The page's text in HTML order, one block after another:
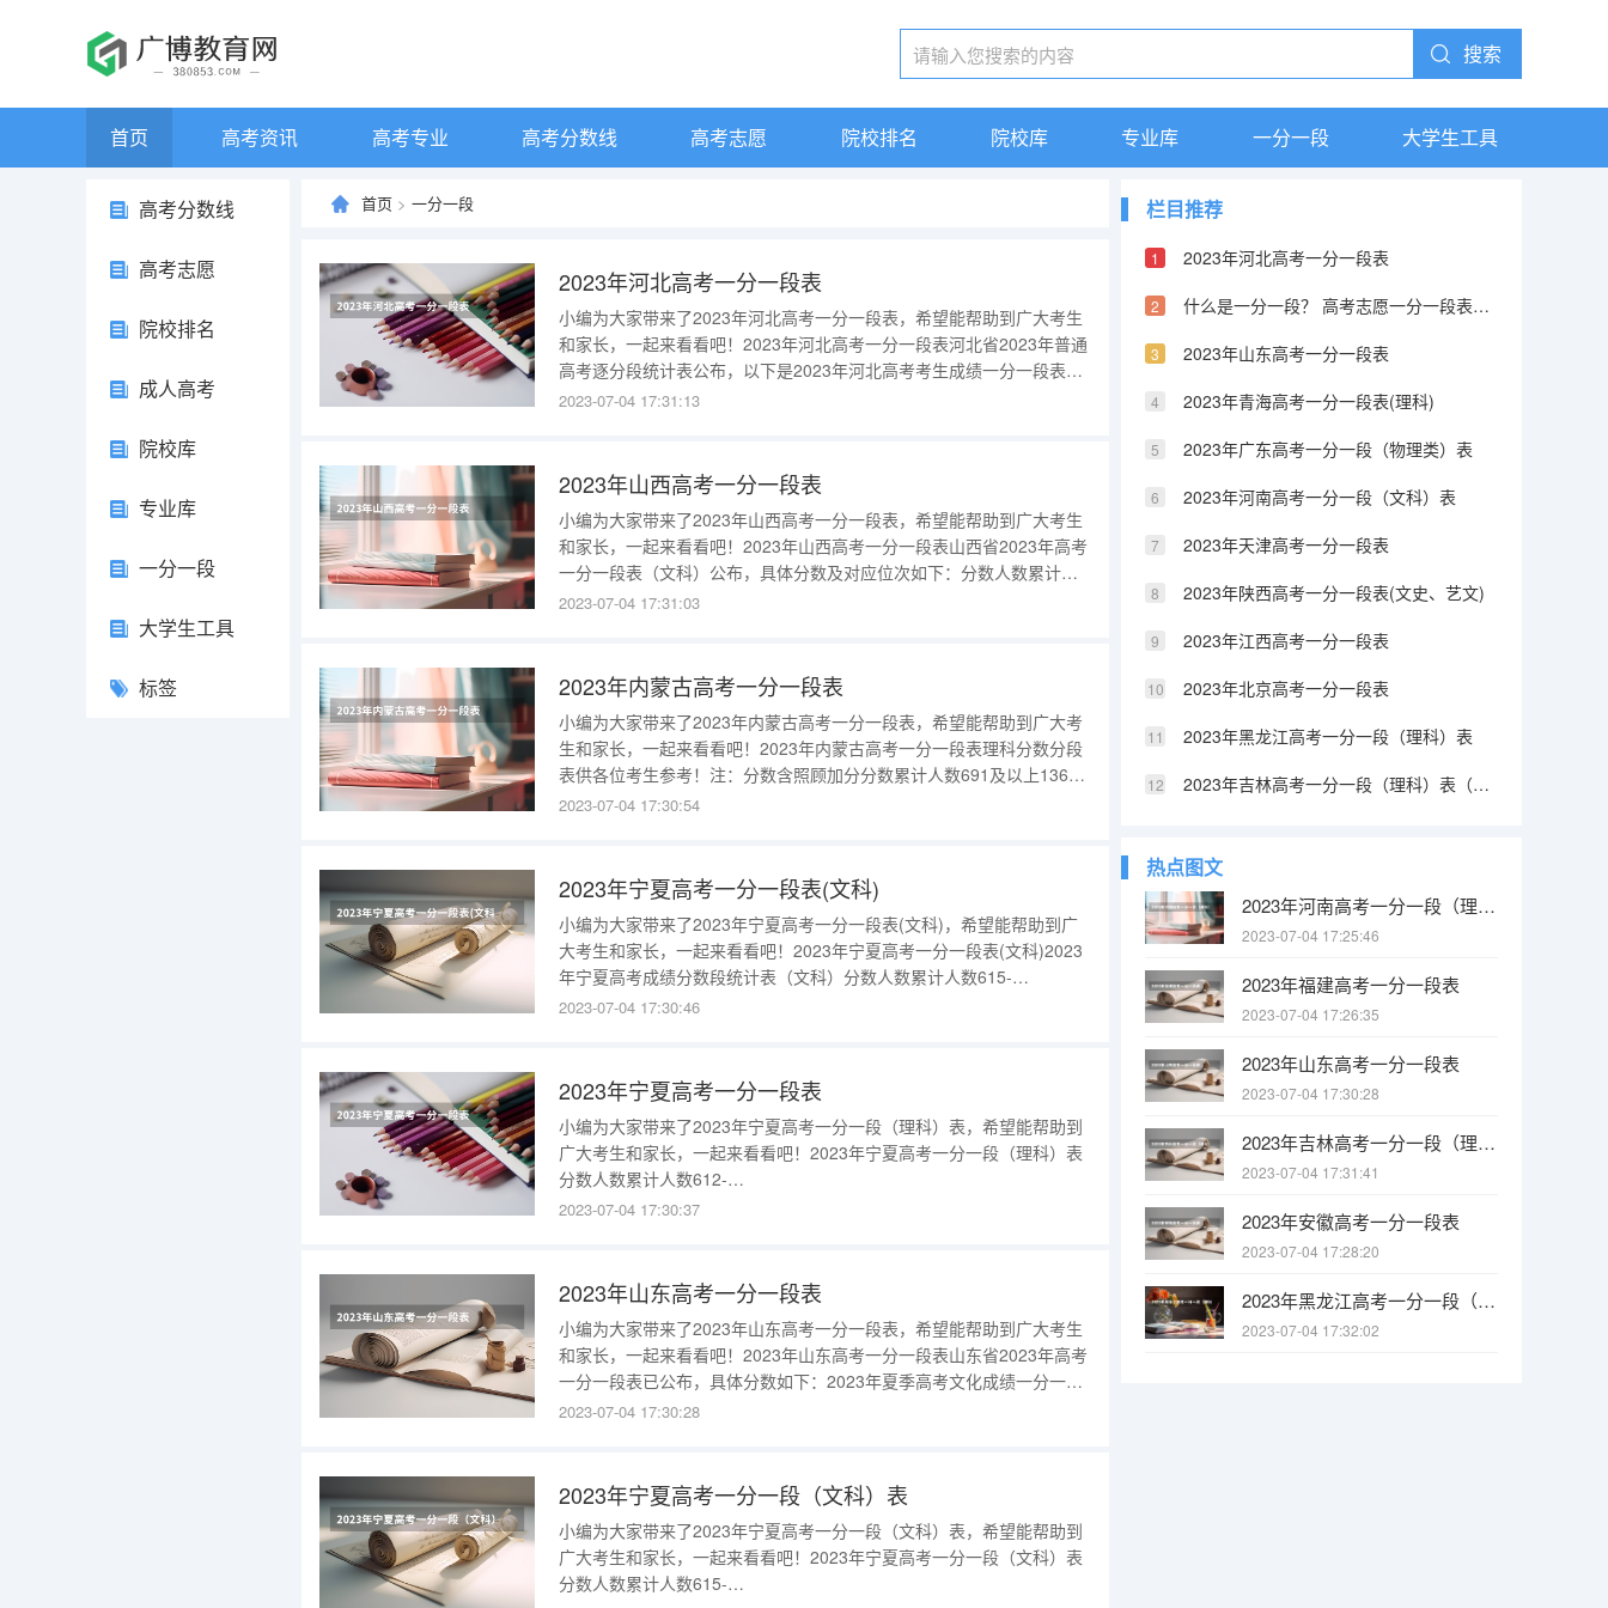
搜索
首页 高考资讯 高考专业 高考分数线 高考志愿 院校排名 院校库 专业库 一分一段 大学生工具
高考分数线
高考志愿
院校排名
成人高考
院校库
专业库
一分一段
大学生工具
标签
首页 > 一分一段
2023年河北高考一分一段表
小编为大家带来了2023年河北高考一分一段表，希望能帮助到广大考生
和家长，一起来看看吧！2023年河北高考一分一段表河北省2023年普通
高考逐分段统计表公布，以下是2023年河北高考考生成绩一分一段表
（历史类）：分数人数累计人数664-
2023-07-04 17:31:13
2023年山西高考一分一段表
小编为大家带来了2023年山西高考一分一段表，希望能帮助到广大考生
和家长，一起来看看吧！2023年山西高考一分一段表山西省2023年高考
一分一段表（文科）公布，具体分数及对应位次如下：分数人数累计人
数633-
2023-07-04 17:31:03
2023年内蒙古高考一分一段表
小编为大家带来了2023年内蒙古高考一分一段表，希望能帮助到广大考
生和家长，一起来看看吧！2023年内蒙古高考一分一段表理科分数分段
表供各位考生参考！注：分数含照顾加分分数累计人数691及以上13688
及以上14687及以上17686及以上19685及以上22684及以上26682及以
2023-07-04 17:30:54
2023年宁夏高考一分一段表(文科)
小编为大家带来了2023年宁夏高考一分一段表(文科)，希望能帮助到广
大考生和家长，一起来看看吧！2023年宁夏高考一分一段表(文科)2023
年宁夏高考成绩分数段统计表（文科）分数人数累计人数615-
75051516141526139616125666112686103716096776083806075856065906055956047102603210460251096014113600
2023-07-04 17:30:46
2023年宁夏高考一分一段表
小编为大家带来了2023年宁夏高考一分一段（理科）表，希望能帮助到
广大考生和家长，一起来看看吧！2023年宁夏高考一分一段（理科）表
分数人数累计人数612-
2023-07-04 17:30:37
2023年山东高考一分一段表
小编为大家带来了2023年山东高考一分一段表，希望能帮助到广大考生
和家长，一起来看看吧！2023年山东高考一分一段表山东省2023年高考
一分一段表已公布，具体分数如下：2023年夏季高考文化成绩一分一段
表分数段全体选考物理选考化学选考生物选考思想政治选考历史选考地
2023-07-04 17:30:28
2023年宁夏高考一分一段（文科）表
小编为大家带来了2023年宁夏高考一分一段（文科）表，希望能帮助到
广大考生和家长，一起来看看吧！2023年宁夏高考一分一段（文科）表
分数人数累计人数615-
栏目推荐
2023年河北高考一分一段表
什么是一分一段？ 高考志愿一分一段表详解
2023年山东高考一分一段表
2023年青海高考一分一段表(理科)
2023年广东高考一分一段（物理类）表
2023年河南高考一分一段（文科）表
2023年天津高考一分一段表
2023年陕西高考一分一段表(文史、艺文)
2023年江西高考一分一段表
2023年北京高考一分一段表
2023年黑龙江高考一分一段（理科）表
2023年吉林高考一分一段（理科）表（含照顾加分）
热点图文
2023年河南高考一分一段（理科）表
2023-07-04 17:25:46
2023年福建高考一分一段表
2023-07-04 17:26:35
2023年山东高考一分一段表
2023-07-04 17:30:28
2023年吉林高考一分一段（理科）表（含照顾加分）
2023-07-04 17:31:41
2023年安徽高考一分一段表
2023-07-04 17:28:20
2023年黑龙江高考一分一段（理科）表
2023-07-04 17:32:02